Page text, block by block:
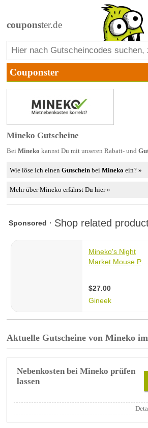
couponster.de
Mineko Gutscheine
Bei Mineko kannst Du mit unseren Rabatt- und
Wie löse ich einenGutschein beiMineko ein? »
Mehr über Mineko erfährst Du hier »
Aktuelle Gutscheine von Mineko
Nebenkosten bei Mineko prüfen
lassen